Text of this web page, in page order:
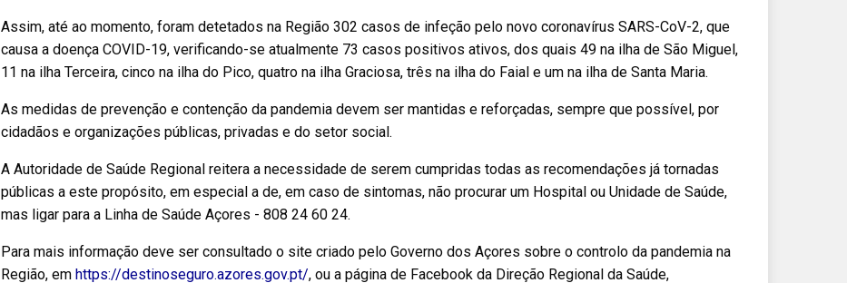
Assim, até ao momento, foram detetados na Região 302 casos de infeção pelo novo coronavírus SARS-CoV-2, que
causa a doença COVID-19, verificando-se atualmente 73 casos positivos ativos, dos quais 49 na ilha de São Miguel,
11 na ilha Terceira, cinco na ilha do Pico, quatro na ilha Graciosa, três na ilha do Faial e um na ilha de Santa Maria.
As medidas de prevenção e contenção da pandemia devem ser mantidas e reforçadas, sempre que possível, por
cidadãos e organizações públicas, privadas e do setor social.
A Autoridade de Saúde Regional reitera a necessidade de serem cumpridas todas as recomendações já tornadas
públicas a este propósito, em especial a de, em caso de sintomas, não procurar um Hospital ou Unidade de Saúde,
mas ligar para a Linha de Saúde Açores - 808 24 60 24.
Para mais informação deve ser consultado o site criado pelo Governo dos Açores sobre o controlo da pandemia na
Região, em https://destinoseguro.azores.gov.pt/, ou a página de Facebook da Direção Regional da Saúde,